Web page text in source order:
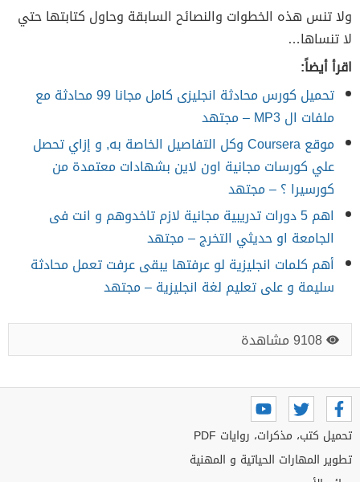
ولا تنس هذه الخطوات والنصائح السابقة وحاول كتابتها حتي
لا تنساها…
اقرأ أيضاً:
تحميل كورس محادثة انجليزى كامل مجانا 99 محادثة مع
ملفات ال MP3 – مجتهد
موقع Coursera وكل التفاصيل الخاصة به, و إزاي تحصل
علي كورسات مجانية اون لاين بشهادات معتمدة من
كورسيرا ؟ – مجتهد
اهم 5 دورات تدريبية مجانية لازم تاخدوهم و انت فى
الجامعة او حديثي التخرج – مجتهد
أهم كلمات انجليزية لو عرفتها يبقى عرفت تعمل محادثة
سليمة و على تعليم لغة انجليزية – مجتهد
9108 مشاهدة
تحميل كتب، مذكرات، روايات PDF
تطوير المهارات الحياتية و المهنية